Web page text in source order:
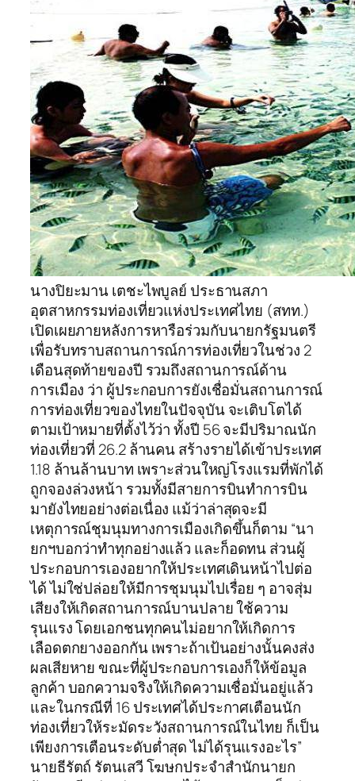
นางปิยะมาน เตชะไพบูลย์ ประธานสภา
อุตสาหกรรมท่องเที่ยวแห่งประเทศไทย (สทท.)
เปิดเผยภายหลังการหารือร่วมกับนายกรัฐมนตรี
เพื่อรับทราบสถานการณ์การท่องเที่ยวในช่วง 2
เดือนสุดท้ายของปี รวมถึงสถานการณ์ด้าน
การเมือง ว่า ผู้ประกอบการยังเชื่อมั่นสถานการณ์
การท่องเที่ยวของไทยในปัจจุบัน จะเติบโตได้
ตามเป้าหมายที่ตั้งไว้ว่า ทั้งปี 56 จะมีปริมาณนัก
ท่องเที่ยวที่ 26.2 ล้านคน สร้างรายได้เข้าประเทศ
1.18 ล้านล้านบาท เพราะส่วนใหญ่โรงแรมที่พักได้
ถูกจองล่วงหน้า รวมทั้งมีสายการบินทำการบิน
มายังไทยอย่างต่อเนื่อง แม้ว่าล่าสุดจะมี
เหตุการณ์ชุมนุมทางการเมืองเกิดขึ้นก็ตาม “นา
ยกฯบอกว่าทำทุกอย่างแล้ว และก็อดทน ส่วนผู้
ประกอบการเองอยากให้ประเทศเดินหน้าไปต่อ
ได้ ไม่ใช่ปล่อยให้มีการชุมนุมไปเรื่อย ๆ อาจสุ่ม
เสียงให้เกิดสถานการณ์บานปลาย ใช้ความ
รุนแรง โดยเอกชนทุกคนไม่อยากให้เกิดการ
เลือดตกยางออกกัน เพราะถ้าเป้นอย่างนั้นคงส่ง
ผลเสียหาย ขณะที่ผู้ประกอบการเองก็ให้ข้อมูล
ลูกค้า บอกความจริงให้เกิดความเชื่อมั่นอยู่แล้ว
และในกรณีที่ 16 ประเทศได้ประกาศเตือนนัก
ท่องเที่ยวให้ระมัดระวังสถานการณ์ในไทย ก็เป็น
เพียงการเตือนระดับต่ำสุด ไม่ได้รุนแรงอะไร”
นายธีรัตถ์ รัตนเสวี โฆษกประจำสำนักนายก